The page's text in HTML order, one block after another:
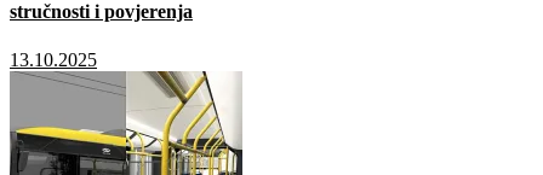
stručnosti i povjerenja
13.10.2025